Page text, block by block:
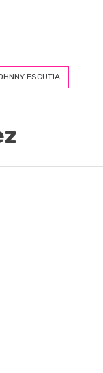
ESCUTIA